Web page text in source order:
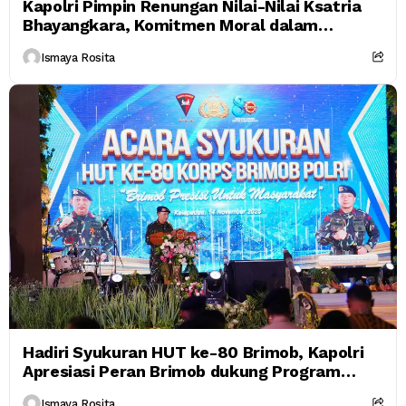
Kapolri Pimpin Renungan Nilai-Nilai Ksatria
Bhayangkara, Komitmen Moral dalam
Transformasi Polri
Ismaya Rosita
Hadiri Syukuran HUT ke-80 Brimob, Kapolri
Apresiasi Peran Brimob dukung Program
Pemerintah